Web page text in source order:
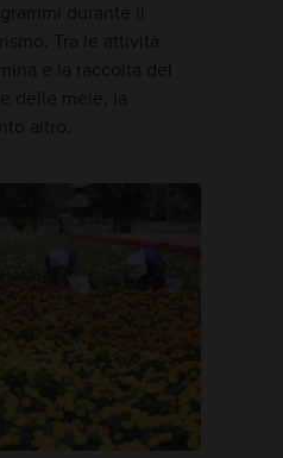
durante il
Tra le attività
e la raccolta del
delle mele, la
altro.